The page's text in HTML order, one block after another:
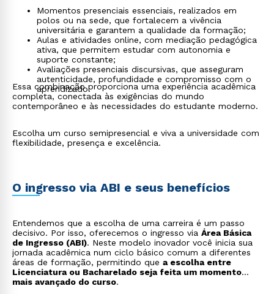
Momentos presenciais essenciais, realizados em
polos ou na sede, que fortalecem a vivência
universitária e garantem a qualidade da formação;
Aulas e atividades online, com mediação pedagógica
ativa, que permitem estudar com autonomia e
suporte constante;
Avaliações presenciais discursivas, que asseguram
autenticidade, profundidade e compromisso com o
aprendizado.
Essa combinação proporciona uma experiência acadêmica
completa, conectada às exigências do mundo
contemporâneo e às necessidades do estudante moderno.
Escolha um curso semipresencial e viva a universidade com
flexibilidade, presença e excelência.
O ingresso via ABI e seus benefícios
Entendemos que a escolha de uma carreira é um passo
decisivo. Por isso, oferecemos o ingresso via Área Básica
de Ingresso (ABI). Neste modelo inovador você inicia sua
jornada acadêmica num ciclo básico comum a diferentes
áreas de formação, permitindo que a escolha entre
Licenciatura ou Bacharelado seja feita um momento
mais avançado do curso.